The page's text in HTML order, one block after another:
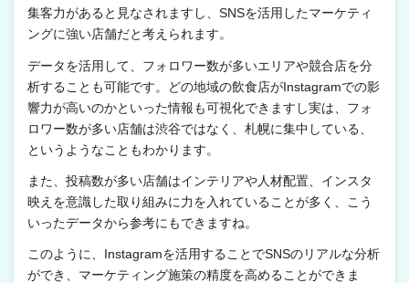
集客力があると見なされますし、SNSを活用したマーケティ
ングに強い店舗だと考えられます。
データを活用して、フォロワー数が多いエリアや競合店を分
析することも可能です。どの地域の飲食店がInstagramでの影
響力が高いのかといった情報も可視化できますし実は、フォ
ロワー数が多い店舗は渋谷ではなく、札幌に集中している、
というようなこともわかります。
また、投稿数が多い店舗はインテリアや人材配置、インスタ
映えを意識した取り組みに力を入れていることが多く、こう
いったデータから参考にもできますね。
このように、Instagramを活用することでSNSのリアルな分析
ができ、マーケティング施策の精度を高めることができま